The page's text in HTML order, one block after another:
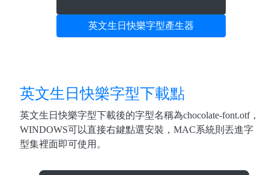
英文生日快樂字型產生器
英文生日快樂字型下載點
英文生日快樂字型下載後的字型名稱為chocolate-font.otf，
WINDOWS可以直接右鍵點選安裝，MAC系統則丟進字
型集裡面即可使用。